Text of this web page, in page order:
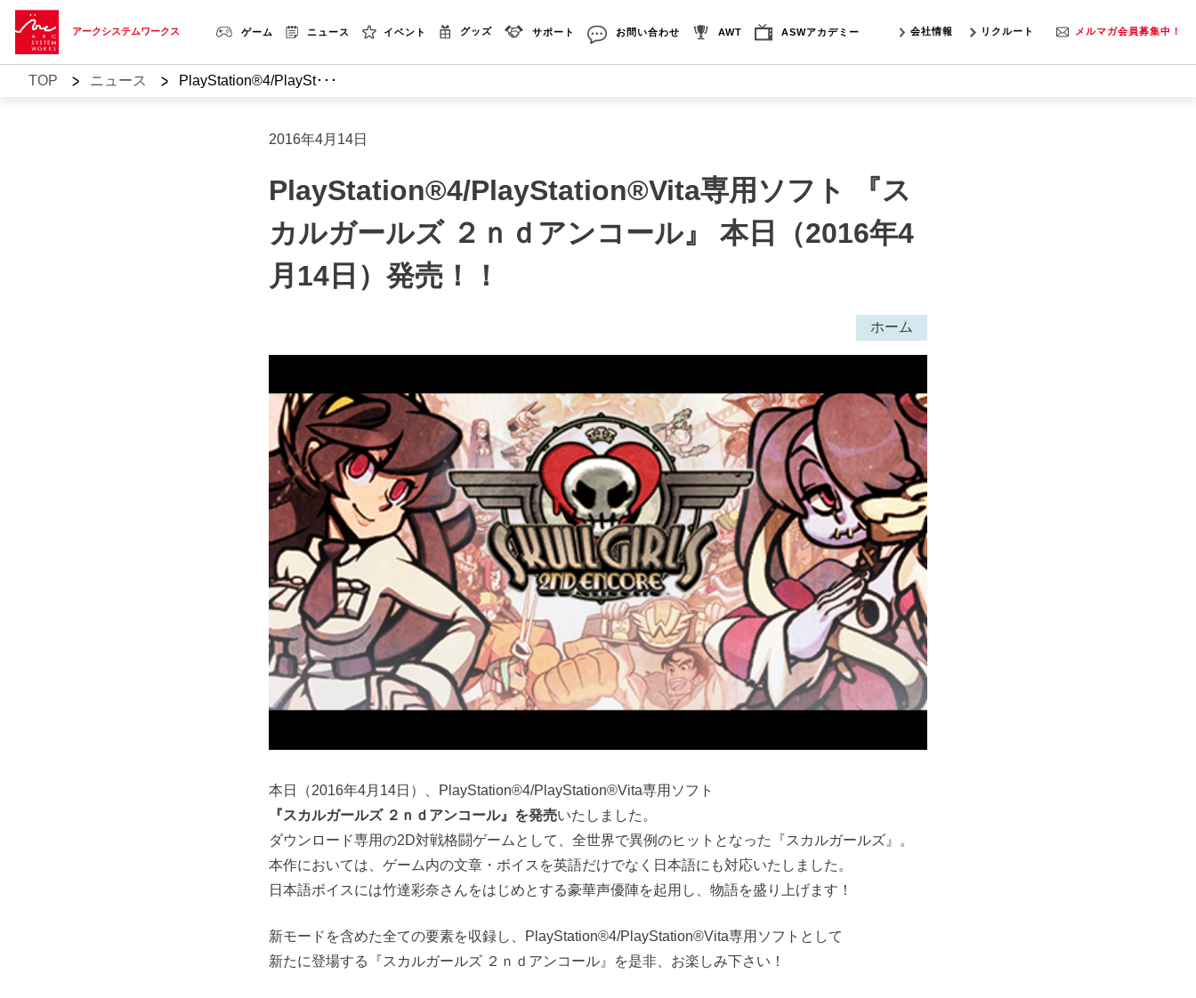
アークシステムワークス ゲーム ニュース イベント グッズ サポート お問い合わせ AWT ASWアカデミー 会社情報 リクルート メルマガ会員募集中！
TOP > ニュース > PlayStation®4/PlaySt･･･
2016年4月14日
PlayStation®4/PlayStation®Vita専用ソフト 『ス
カルガールズ ２ｎｄアンコール』 本日（2016年4
月14日）発売！！
ホーム
本日（2016年4月14日）、PlayStation®4/PlayStation®Vita専用ソフト
『スカルガールズ ２ｎｄアンコール』を発売いたしました。
ダウンロード専用の2D対戦格闘ゲームとして、全世界で異例のヒットとなった『スカルガールズ』。
本作においては、ゲーム内の文章・ボイスを英語だけでなく日本語にも対応いたしました。
日本語ボイスには竹達彩奈さんをはじめとする豪華声優陣を起用し、物語を盛り上げます！
新モードを含めた全ての要素を収録し、PlayStation®4/PlayStation®Vita専用ソフトとして
新たに登場する『スカルガールズ ２ｎｄアンコール』を是非、お楽しみ下さい！